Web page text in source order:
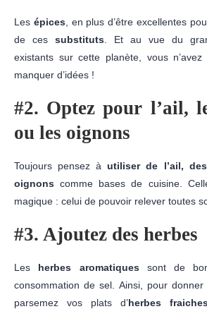
Les épices, en plus d’être excellentes
de ces substituts . Et au vue du
existants sur cette planète, vous n’avez
manquer d’idées !
#2. Optez pour l’ail,
ou les oignons
Toujours pensez àutiliser de l’ail,
oignons comme bases de cuisine.
magique : celui de pouvoir relever toutes
#3. Ajoutez des herbes
Les herbes aromatiquessont de
consommation de sel. Ainsi, pour
parsemez vos plats d’herbes